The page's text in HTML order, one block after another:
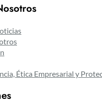
Ética Empresarial y